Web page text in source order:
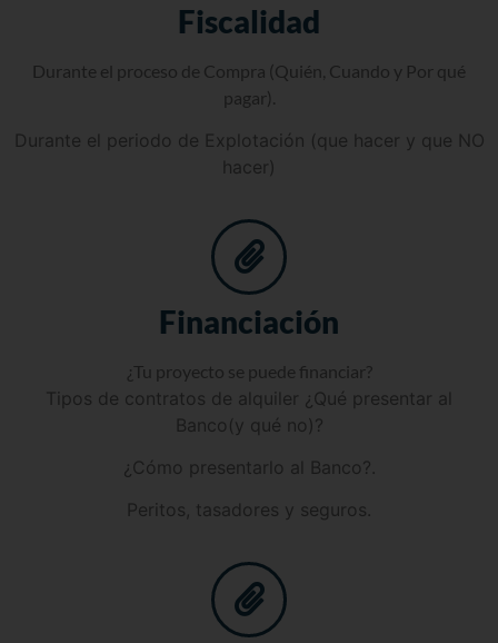
Fiscalidad
Durante el proceso de Compra (Quién, Cuando y Por qué
pagar).
Durante el periodo de Explotación (que hacer y que NO
hacer)
Financiación
¿Tu proyecto se puede financiar?
Tipos de contratos de alquiler ¿Qué presentar al
Banco(y qué no)?
¿Cómo presentarlo al Banco?.
Peritos, tasadores y seguros.